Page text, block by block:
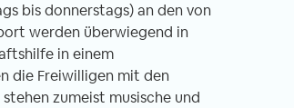
bis donnerstags) an den von
werden überwiegend in
in einem
die Freiwilligen mit den
zumeist musische und